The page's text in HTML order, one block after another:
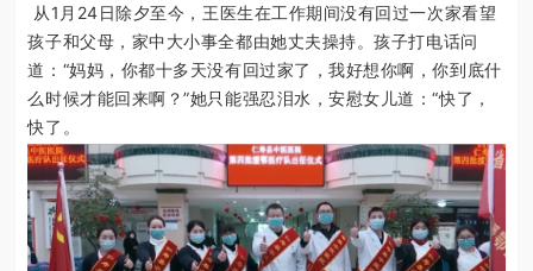
从1月24日除夕至今，王医生在工作期间没有回过一次家看望
孩子和父母，家中大小事全都由她丈夫操持。孩子打电话问
道：“妈妈，你都十多天没有回过家了，我好想你啊，你到底什
么时候才能回来啊？”她只能强忍泪水，安慰女儿道：“快了，
快了。